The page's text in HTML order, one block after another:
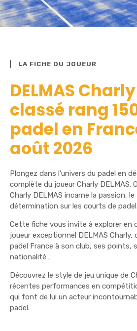
LA FICHE DU JOUEUR
DELMAS
classé rang
padel en
août 2026
Plongez dans l’univers du padel en
complète du joueur Charly DELMAS.
Charly DELMAS incarne la passion,
détermination sur les courts de padel.
Cette fiche vous invite à explorer en
joueur exceptionnel DELMAS Charly,
padel France à son club, ses points,
nationalité…
Découvrez le style de jeu unique de
récentes performances en
qui font de lui un acteur
padel.